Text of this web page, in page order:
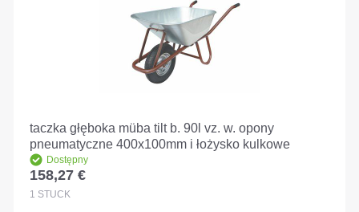
taczka głęboka müba tilt b. 90l vz. w. opony
pneumatyczne 400x100mm i łożysko kulkowe
Dostępny
Cena regularna:
158,27 €
1 STÜCK